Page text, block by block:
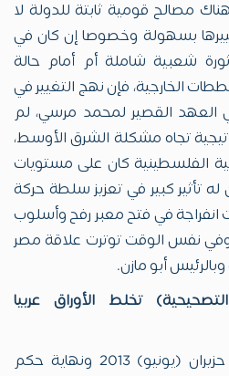
مصالح قومية ثابتة للدولة لا
بسهولة وخصوصا إن كان في
ثورة شعبية شاملة أم أمام حالة
الخارجية، فإن نهج التغيير في
العهد القصير لمحمد مرسي، لم
تجاه مشكلة الشرق الأوسط،
الفلسطينية كان على مستويات
له تأثير كبير في تعزيز سلطة حركة
في فتح معبر رفح وأسلوب
وفي نفس الوقت توترت علاقة مصر
أبو مازن.
التصحيحية) تخلط الأوراق عربيا
ما جرى في مصر بعد 30 حزيران (يونيو) 2013 ونهاية حكم